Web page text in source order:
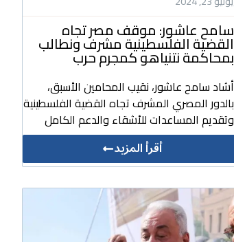
سامح عاشور: موقف مصر تجاه
القضية الفلسطينية مشرف ونطالب
بمحاكمة نتنياهو كمجرم حرب
أشاد سامح عاشور، نقيب المحامين الأسبق،
بالدور المصري المشرف تجاه القضية الفلسطينية
وتقديم المساعدات للأشقاء والدعم الكامل
أقرأ المزيد